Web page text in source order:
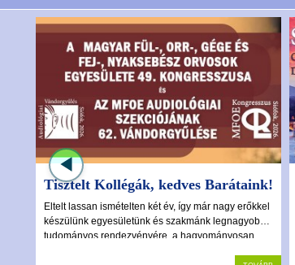
Tisztelt Kollégák, kedves Barátaink!
Eltelt lassan ismételten két év, így már nagy erőkkel
készülünk egyesületünk és szakmánk legnagyobb
tudományos rendezvényére, a hagyományosan